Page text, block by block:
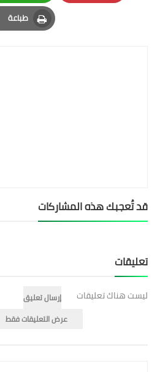
Pinterest
Whatsapp
طباعة
Print
قد تُعجبك هذه المشاركات
تعليقات
ليست هناك تعليقات
إرسال تعليق
عرض التعليقات فقط